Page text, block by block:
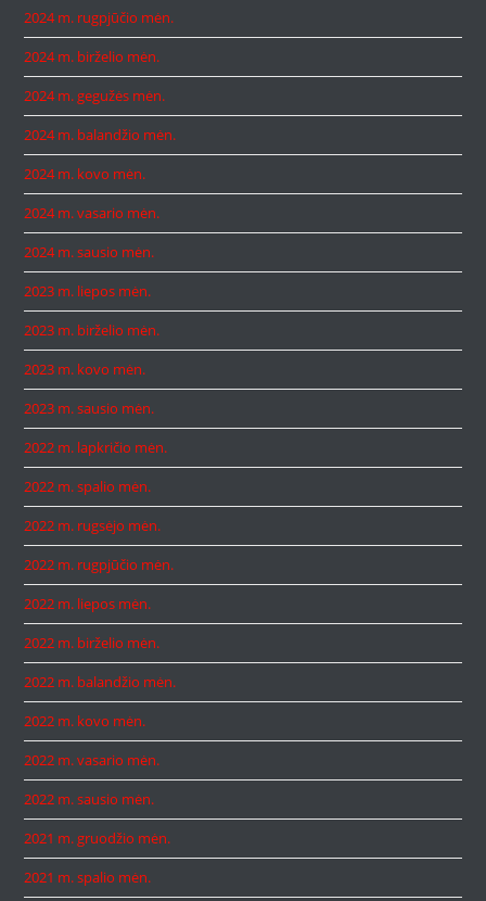
2024 m. rugpjūčio mėn.
2024 m. birželio mėn.
2024 m. gegužės mėn.
2024 m. balandžio mėn.
2024 m. kovo mėn.
2024 m. vasario mėn.
2024 m. sausio mėn.
2023 m. liepos mėn.
2023 m. birželio mėn.
2023 m. kovo mėn.
2023 m. sausio mėn.
2022 m. lapkričio mėn.
2022 m. spalio mėn.
2022 m. rugsėjo mėn.
2022 m. rugpjūčio mėn.
2022 m. liepos mėn.
2022 m. birželio mėn.
2022 m. balandžio mėn.
2022 m. kovo mėn.
2022 m. vasario mėn.
2022 m. sausio mėn.
2021 m. gruodžio mėn.
2021 m. spalio mėn.